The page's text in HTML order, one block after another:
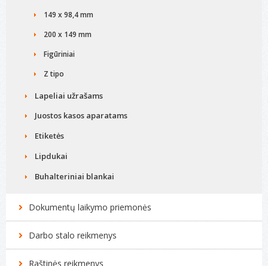
149 x 98,4 mm
200 x 149 mm
Figūriniai
Z tipo
Lapeliai užrašams
Juostos kasos aparatams
Etiketės
Lipdukai
Buhalteriniai blankai
Dokumentų laikymo priemonės
Darbo stalo reikmenys
Raštinės reikmenys